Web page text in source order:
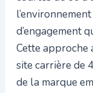
d’engagement
Cette approche
site carrière de
de la marque